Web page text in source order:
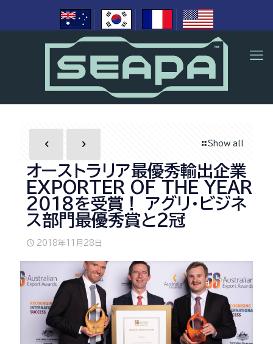
Show all
オーストラリア最優秀輸出企業
EXPORTER OF THE YEAR
2018を受賞！ アグリ・ビジネ
ス部門最優秀賞と2冠
2018年11月28日